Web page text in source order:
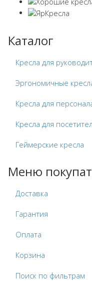
Каталог
Кресла для
Эргономичные
Кресла для
Кресла для
Геймерские кресла
Меню
Доставка
Гарантия
Оплата
Корзина
Поиск по фильтрам